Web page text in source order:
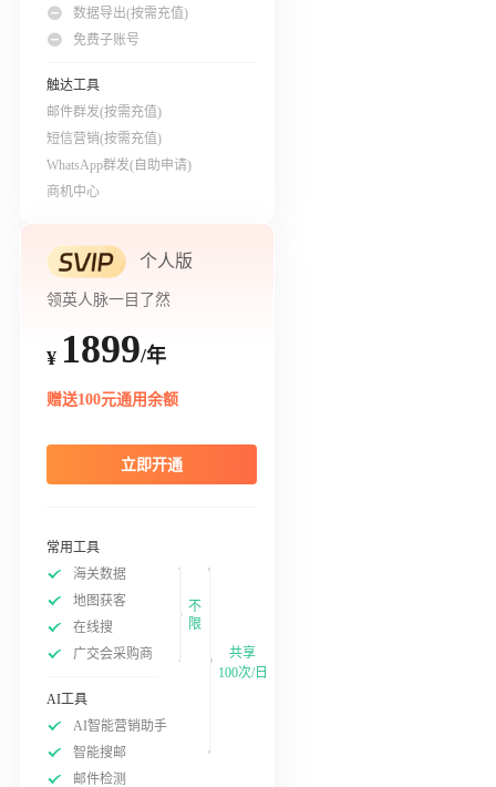
数据导出(按需充值)
免费子账号
触达工具
邮件群发(按需充值)
短信营销(按需充值)
WhatsApp群发(自助申请)
商机中心
个人版
领英人脉一目了然
¥ 1899/年
赠送100元通用余额
立即开通
常用工具
海关数据
地图获客
在线搜
广交会采购商
不
限
AI工具
AI智能营销助手
智能搜邮
邮件检测
共享
100次/日